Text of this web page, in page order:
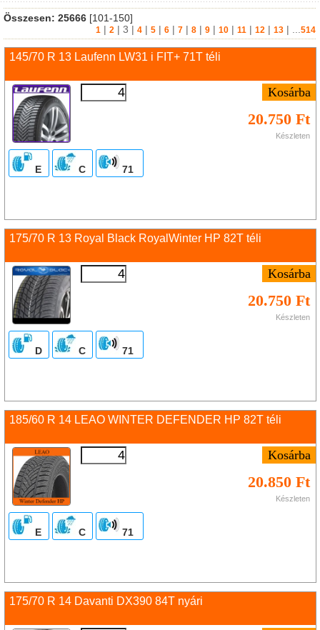
Összesen: 25666 [101-150]
1 | 2 | 3 | 4 | 5 | 6 | 7 | 8 | 9 | 10 | 11 | 12 | 13 | ... 514
145/70 R 13 Laufenn LW31 i FIT+ 71T téli
20.750 Ft
Készleten
E C 71
175/70 R 13 Royal Black RoyalWinter HP 82T téli
20.750 Ft
Készleten
D C 71
185/60 R 14 LEAO WINTER DEFENDER HP 82T téli
20.850 Ft
Készleten
E C 71
175/70 R 14 Davanti DX390 84T nyári